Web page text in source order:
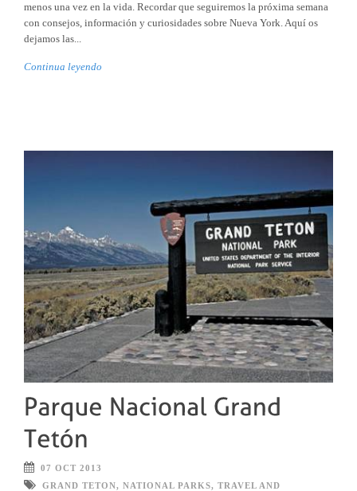
menos una vez en la vida. Recordar que seguiremos la próxima semana
con consejos, información y curiosidades sobre Nueva York. Aquí os
dejamos las...
Continua leyendo
07 OCT 2013
GRAND TETON, NATIONAL PARKS, TRAVEL AND